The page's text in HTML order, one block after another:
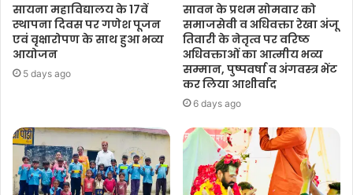
सायना महाविद्यालय के 17वें
स्थापना दिवस पर गणेश पूजन
एवं वृक्षारोपण के साथ हुआ भव्य
आयोजन
5 days ago
सावन के प्रथम सोमवार को
समाजसेवी व अधिवक्ता रेखा अंजू
तिवारी के नेतृत्व पर वरिष्ठ
अधिवक्ताओं का आत्मीय भव्य
सम्मान, पुष्पवर्षा व अंगवस्त्र भेंट
कर लिया आशीर्वाद
6 days ago